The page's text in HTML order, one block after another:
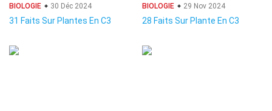
BIOLOGIE 30 Déc 2024
31 Faits Sur Plantes En C3
BIOLOGIE 29 Nov 2024
28 Faits Sur Plante En C3